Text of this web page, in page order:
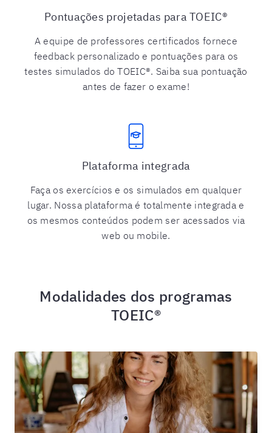
Pontuações projetadas para TOEIC®
A equipe de professores certificados fornece
feedback personalizado e pontuações para os
testes simulados do TOEIC®. Saiba sua pontuação
antes de fazer o exame!
Plataforma integrada
Faça os exercícios e os simulados em qualquer
lugar. Nossa plataforma é totalmente integrada e
os mesmos conteúdos podem ser acessados via
web ou mobile.
Modalidades dos programas
TOEIC®